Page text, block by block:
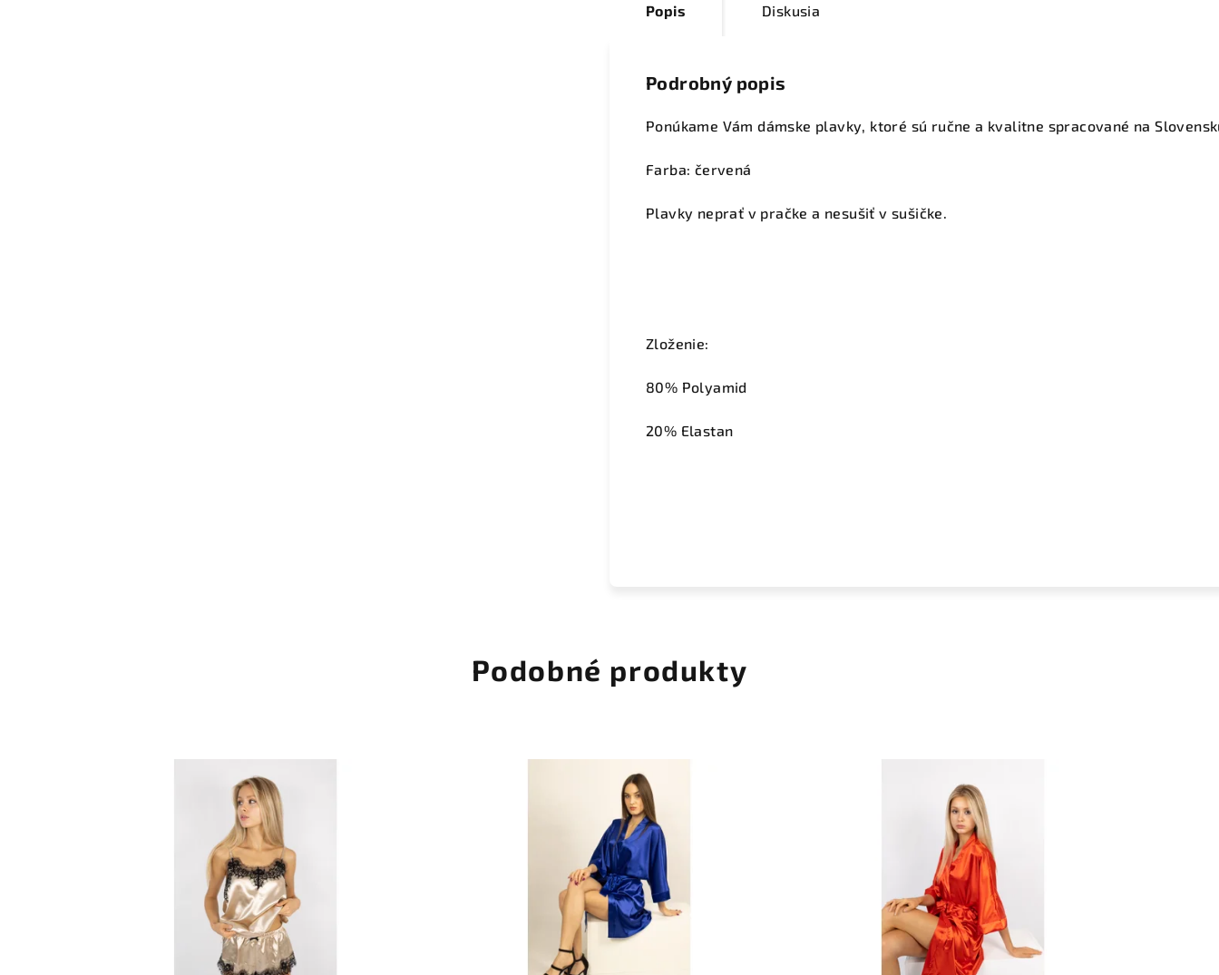
Popis Diskusia
Podrobný popis
Ponúkame Vám dámske plavky, ktoré sú ručne a kvalitne spracované na
Farba: červená
Plavky neprať v pračke a nesušiť v sušičke.
Zloženie:
80% Polyamid
20% Elastan
Podobné produkty